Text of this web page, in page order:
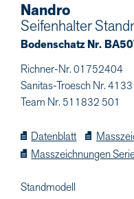
Nandro
Seifenhalter
Bodenschatz Nr.
Richner-Nr. 01752404
Sanitas-Troesch Nr.
Team Nr. 511832 501
Datenblatt
Masszeichnungen
Standmodell